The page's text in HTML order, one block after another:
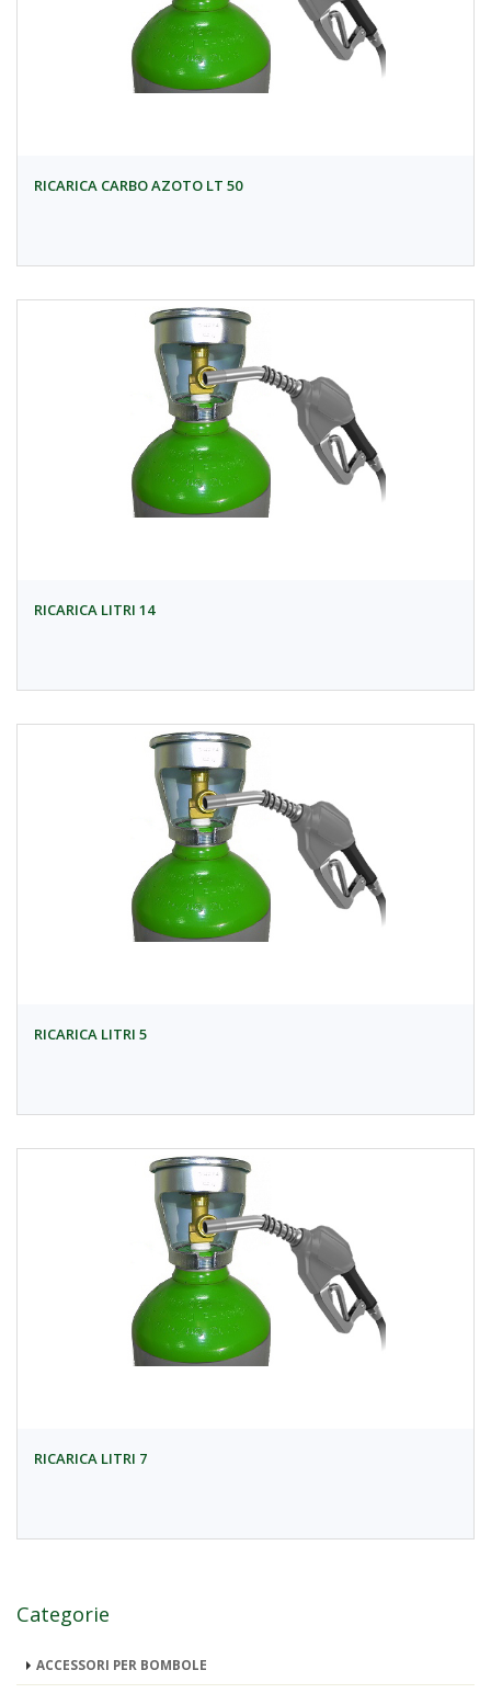
RICARICA CARBO AZOTO LT 50
RICARICA LITRI 14
RICARICA LITRI 5
RICARICA LITRI 7
Categorie
ACCESSORI PER BOMBOLE